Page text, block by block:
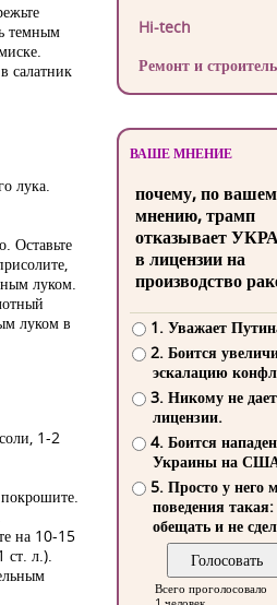
темным
салатник
лука.
Оставьте
луком.
луком в
1-2
на 10-15
ст. л.).
Hi-tech
Ремонт и
ВАШЕ МНЕНИЕ
почему, по
мнению, трамп
отказывает
в лицензии на
производство
1. Уважает
2. Боится
эскалацию
3. Никому не
лицензии.
4. Боится
Украины на
5. Просто у него
поведения такая:
обещать и не
Всего проголосовало